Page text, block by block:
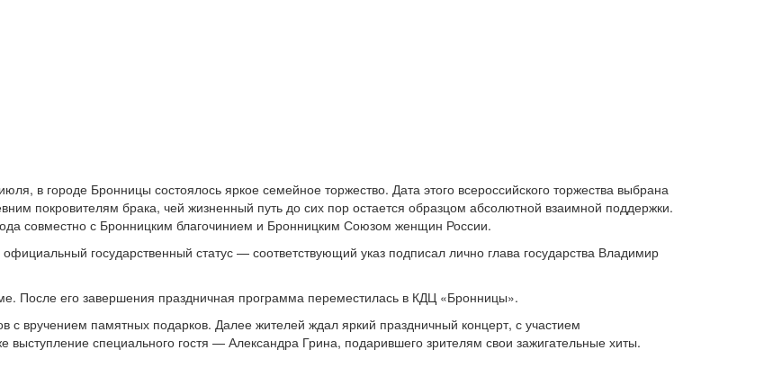
в городе Бронницы состоялось яркое семейное торжество. Дата этого всероссийского торжества выбрана
покровителям брака, чей жизненный путь до сих пор остается образцом абсолютной взаимной поддержки.
совместно с Бронницким благочинием и Бронницким Союзом женщин России.
государственный статус — соответствующий указ подписал лично глава государства Владимир
После его завершения праздничная программа переместилась в КДЦ «Бронницы».
вручением памятных подарков. Далее жителей ждал яркий праздничный концерт, с участием
выступление специального гостя — Александра Грина, подарившего зрителям свои зажигательные хиты.